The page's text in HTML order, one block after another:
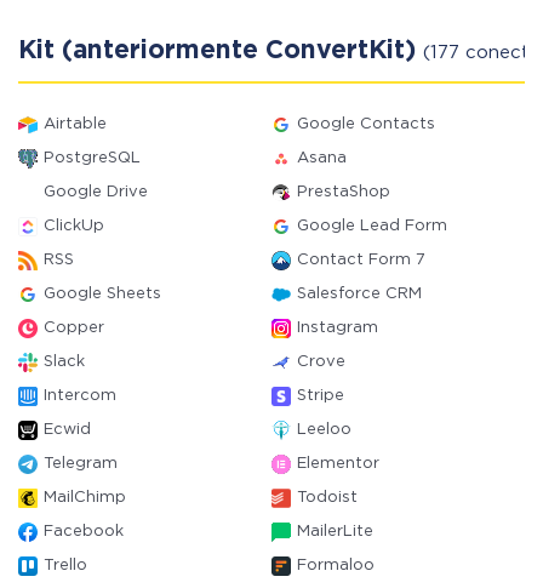
Kit (anteriormente ConvertKit) (177
Airtable Google Contacts
PostgreSQL Asana
Google Drive PrestaShop
ClickUp Google Lead Form
RSS Contact Form 7
Google Sheets Salesforce CRM
Copper Instagram
Slack Crove
Intercom Stripe
Ecwid Leeloo
Telegram Elementor
MailChimp Todoist
Facebook MailerLite
Trello Formaloo